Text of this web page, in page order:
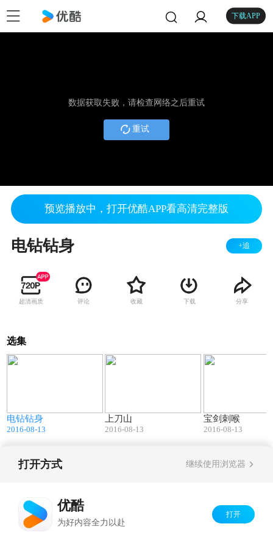
下载APP
数据获取失败，请检查网络之后重试
重试
预览播放中，打开优酷APP看高清完整版
电钻钻身 +追
超清画质 评论 收藏 下载 分享
选集
电钻钻身
2016-08-13
上刀山
2016-08-13
宝剑刺喉
2016-08-13
打开方式 继续使用浏览器
优酷
为好内容全力以赴
打开